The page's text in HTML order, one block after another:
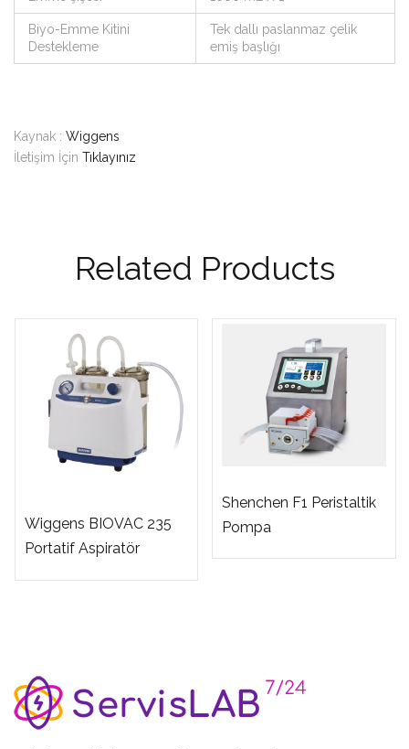
Biyo-Emme Kitini
Destekleme
Tek dallı paslanmaz çelik
emiş başlığı
Kaynak : Wiggens
İletişim İçin Tıklayınız
Related Products
Wiggens BIOVAC 235
Portatif Aspiratör
Shenchen F1 Peristaltik
Pompa